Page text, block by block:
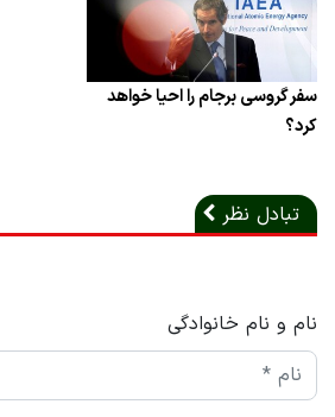
سفر گروسی برجام را احیا خواهد
کرد؟
تبادل نظر
نام و نام خانوادگی